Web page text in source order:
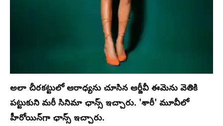
అలా చీరకట్టులో ఆరాధ్యను చూసిన ఆర్జీవీ ఈమెను వెతికి
పట్టుకుని మరీ సినిమా ఛాన్స్ ఇచ్చారు. 'శారీ' మూవీలో
హీరోయిన్‌గా ఛాన్స్ ఇచ్చారు.